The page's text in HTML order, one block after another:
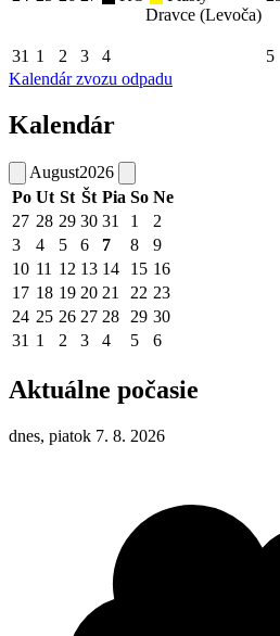
Dravce (Levoča)
31 1 2 3 4 5
Kalendár zvozu odpadu
Kalendár
August2026
Po Ut St Št Pia So Ne
27 28 29 30 31 1
2
3
4 5 6 7 8
9
10 11 12 13 14 15 16
17 18 19 20 21 22 23
24 25 26 27 28 29 30
31 1 2 3 4 5 6
Aktuálne počasie
dnes, piatok 7. 8. 2026